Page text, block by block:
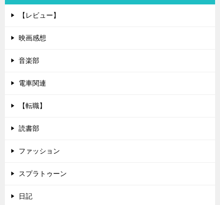
【レビュー】
映画感想
音楽部
電車関連
【転職】
読書部
ファッション
スプラトゥーン
日記